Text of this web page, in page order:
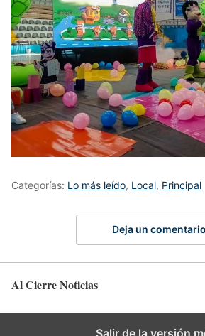
Categorías: Lo más leído, Local, Principal
Deja un comentario
Al Cierre Noticias